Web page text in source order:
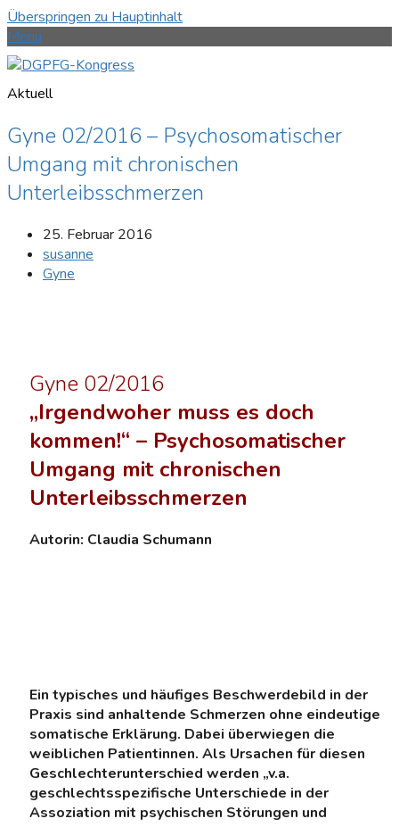
Überspringen zu Hauptinhalt
Menü
Aktuell
Gyne 02/2016 – Psychosomatischer
Umgang mit chronischen
Unterleibsschmerzen
25. Februar 2016
susanne
Gyne
Gyne 02/2016
„Irgendwoher muss es doch
kommen!“ – Psychosomatischer
Umgang mit chronischen
Unterleibsschmerzen
Autorin: Claudia Schumann
Ein typisches und häufiges Beschwerdebild in der
Praxis sind anhaltende Schmerzen ohne eindeutige
somatische Erklärung. Dabei überwiegen die
weiblichen Patientinnen. Als Ursachen für diesen
Geschlechterunterschied werden „v.a.
geschlechtsspezifische Unterschiede in der
Assoziation mit psychischen Störungen und